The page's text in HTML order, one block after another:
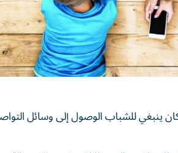
ينبغي للشباب الوصول إلى وسائل